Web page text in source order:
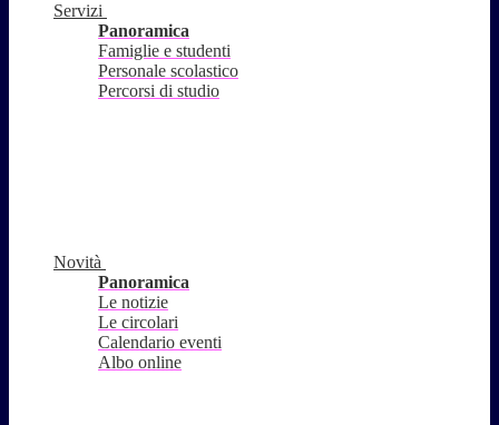
Servizi
Panoramica
Famiglie e studenti
Personale scolastico
Percorsi di studio
Novità
Panoramica
Le notizie
Le circolari
Calendario eventi
Albo online